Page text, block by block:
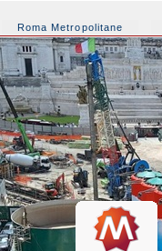
Roma Metropolitane